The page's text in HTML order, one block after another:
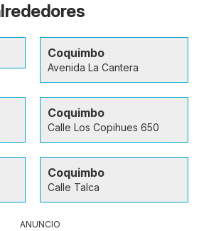
Coquimbo
Avenida La Cantera
Coquimbo
Calle Los Copihues 650
Coquimbo
Calle Talca
ANUNCIO